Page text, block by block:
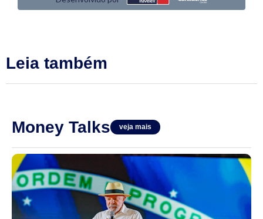
Leia também
Money Talks veja mais